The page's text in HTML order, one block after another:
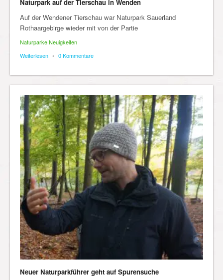
Naturpark auf der Tierschau in Wenden
Auf der Wendener Tierschau war Naturpark Sauerland
Rothaargebirge wieder mit von der Partie
Naturparke Neuigkeiten
Weiterlesen • 0 Kommentare
Neuer Naturparkführer geht auf Spurensuche